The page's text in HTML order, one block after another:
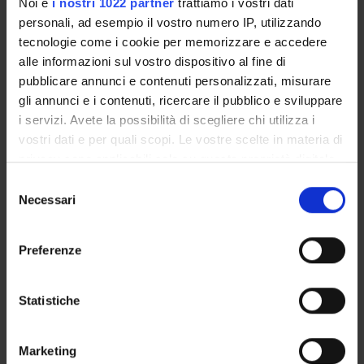
personali, ad esempio il vostro numero IP, utilizzando
tecnologie come i cookie per memorizzare e accedere
alle informazioni sul vostro dispositivo al fine di
pubblicare annunci e contenuti personalizzati, misurare
gli annunci e i contenuti, ricercare il pubblico e sviluppare
i servizi. Avete la possibilità di scegliere chi utilizza i
vostri dati e per quali scopi. Le vostre scelte in materia di
privacy sono applicabili solo su questa proprietà digitale
modificare o revocare il proprio consenso in qualsiasi
momento dalla Dichiarazione sui cookie o facendo clic
raccogliere informazioni sulla tua posizione
geografica, con un'approssimazione di qualche
Identificare il tuo dispositivo, scansionandolo
delNecessari
Preferenze
Statistiche
Marketing
ATTIVITÀ
AREE DI RICERCA
Administrative Law
Bioethics (human and animal)
Church Law
Commercial and Contract Law
Constitutional Law
Criminal Law and Procedure
Environmental and Natural Resources Law